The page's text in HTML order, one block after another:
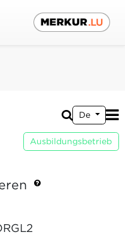
De
Ausbildungsbetrieb